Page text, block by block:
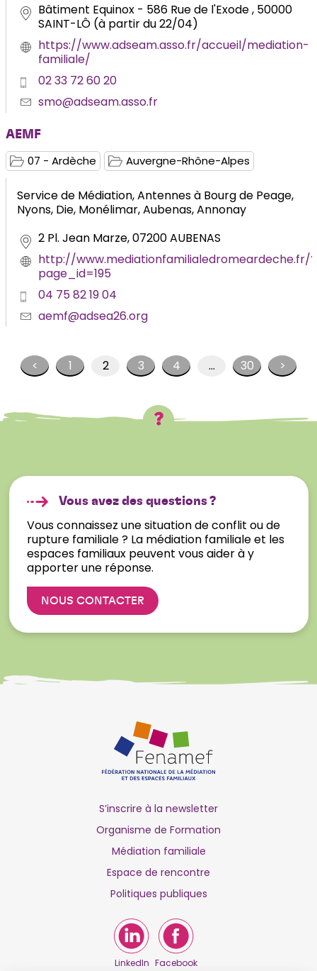
Bâtiment Equinox - 586 Rue de l'Exode , 50000
SAINT-LÔ (à partir du 22/04)
https://www.adseam.asso.fr/accueil/mediation-
familiale/
02 33 72 60 20
smo@adseam.asso.fr
AEMF
07 - Ardèche Auvergne-Rhône-Alpes
Service de Médiation, Antennes à Bourg de Peage,
Nyons, Die, Monélimar, Aubenas, Annonay
2 Pl. Jean Marze, 07200 AUBENAS
http://www.mediationfamilialedromeardeche.fr/?
page_id=195
04 75 82 19 04
aemf@adsea26.org
< 1 2 3 4 … 30 >
Vous avez des questions ?
Vous connaissez une situation de conflit ou de
rupture familiale ? La médiation familiale et les
espaces familiaux peuvent vous aider à y
apporter une réponse.
NOUS CONTACTER
S’inscrire à la newsletter
Organisme de Formation
Médiation familiale
Espace de rencontre
Politiques publiques
LinkedIn Facebook